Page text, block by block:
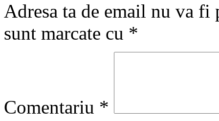
Adresa ta de email nu va fi
sunt marcate cu *
Comentariu *